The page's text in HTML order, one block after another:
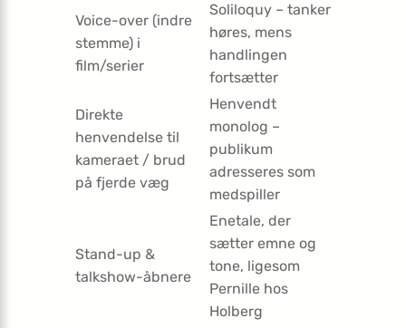
Voice-over (indre
stemme) i
film/serier
Soliloquy – tanker
høres, mens
handlingen
fortsætter
Direkte
henvendelse til
kameraet / brud
på fjerde væg
Henvendt
monolog –
publikum
adresseres som
medspiller
Stand-up &
talkshow-åbnere
Enetale, der
sætter emne og
tone, ligesom
Pernille hos
Holberg